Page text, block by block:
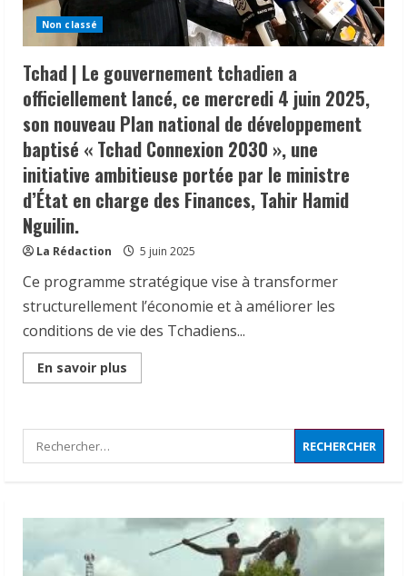
bourses
pédagogiques.
Non classé
Tchad | Le gouvernement tchadien a
officiellement lancé, ce mercredi 4 juin 2025,
son nouveau Plan national de développement
baptisé « Tchad Connexion 2030 », une
initiative ambitieuse portée par le ministre
d’État en charge des Finances, Tahir Hamid
Nguilin.
La Rédaction 5 juin 2025
Ce programme stratégique vise à transformer
structurellement l’économie et à améliorer les
conditions de vie des Tchadiens...
En savoir plus
more
Le
a
mercredi
4
2025,
son
Rechercher :
2
𝗦𝗔𝗡𝗧É
𝐬𝐞𝐧𝐬𝐢𝐛𝐢𝐥𝐢𝐬𝐚𝐭𝐢𝐨𝐧 𝐜𝐨𝐧𝐭𝐫𝐞 𝐥’é𝐩𝐢𝐝é𝐦𝐢𝐞 𝐝𝐞
𝐜𝐡𝐨𝐥é𝐫𝐚
6 août 2026
3
𝐬𝐚 𝐬𝐭𝐫𝐚𝐭é𝐠𝐢𝐞 𝐝𝐞 𝐜𝐨𝐧𝐭𝐫ô𝐥𝐞 𝐝𝐞𝐬 𝐩𝐫𝐨𝐝𝐮𝐢𝐭𝐬
𝐩𝐫𝐨𝐭𝐞𝐜𝐭𝐢𝐨𝐧 𝐝𝐞𝐬 𝐜𝐨𝐧𝐬𝐨𝐦𝐦𝐚𝐭𝐞𝐮𝐫𝐬.
4
expérience en communication
statistique
24 juillet 2026